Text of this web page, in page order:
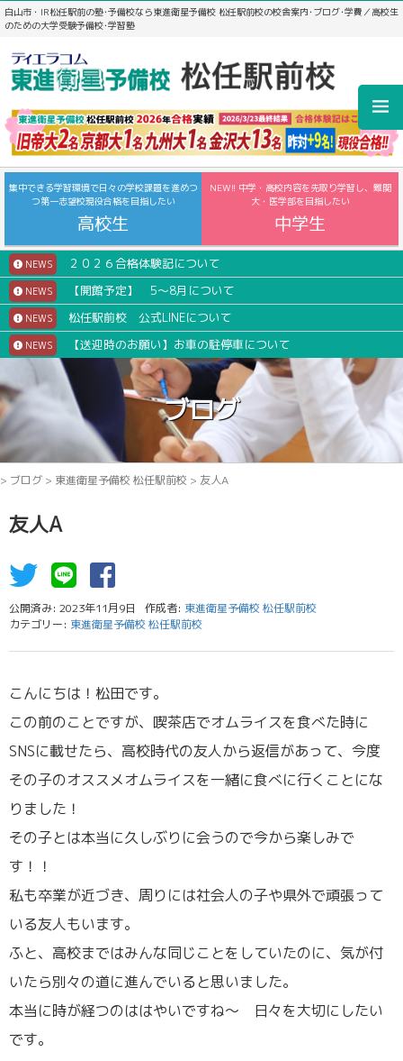
白山市・IR松任駅前の塾･予備校なら東進衛星予備校 松任駅前校の校舎案内･ブログ･学費／高校生
のための大学受験予備校･学習塾
集中できる学習環境で日々の学校課題を進めつ
つ第一志望校現役合格を目指したい
高校生
NEW!! 中学・高校内容を先取り学習し、難関
大・医学部を目指したい
中学生
NEWS ２０２６合格体験記について
NEWS 【開館予定】 5～8月について
NEWS 松任駅前校 公式LINEについて
NEWS 【送迎時のお願い】お車の駐停車について
ブログ
> ブログ > 東進衛星予備校 松任駅前校 > 友人A
友人A
公開済み: 2023年11月9日 作成者: 東進衛星予備校 松任駅前校
カテゴリー: 東進衛星予備校 松任駅前校
こんにちは！松田です。
この前のことですが、喫茶店でオムライスを食べた時に
SNSに載せたら、高校時代の友人から返信があって、今度
その子のオススメオムライスを一緒に食べに行くことにな
りました！
その子とは本当に久しぶりに会うので今から楽しみで
す！！
私も卒業が近づき、周りには社会人の子や県外で頑張って
いる友人もいます。
ふと、高校まではみんな同じことをしていたのに、気が付
いたら別々の道に進んでいると思いました。
本当に時が経つのははやいですね～ 日々を大切にしたい
です。